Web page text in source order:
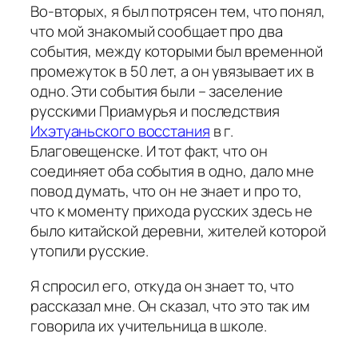
Во-вторых, я был потрясен тем, что понял,
что мой знакомый сообщает про два
события, между которыми был временной
промежуток в 50 лет, а он увязывает их в
одно. Эти события были – заселение
русскими Приамурья и последствия
Ихэтуаньского восстания в г.
Благовещенске. И тот факт, что он
соединяет оба события в одно, дало мне
повод думать, что он не знает и про то,
что к моменту прихода русских здесь не
было китайской деревни, жителей которой
утопили русские.
Я спросил его, откуда он знает то, что
рассказал мне. Он сказал, что это так им
говорила их учительница в школе.